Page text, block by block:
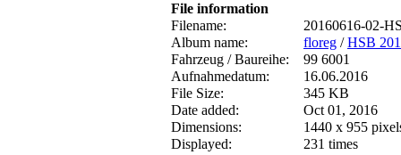
File information
Filename:
20160616-02-
Album name:
floreg /HSB
Fahrzeug / Baureihe:
99 6001
Aufnahmedatum:
16.06.2016
File Size:
345 KB
Date added:
Oct 01, 2016
Dimensions:
1440 x 955
Displayed:
231 times